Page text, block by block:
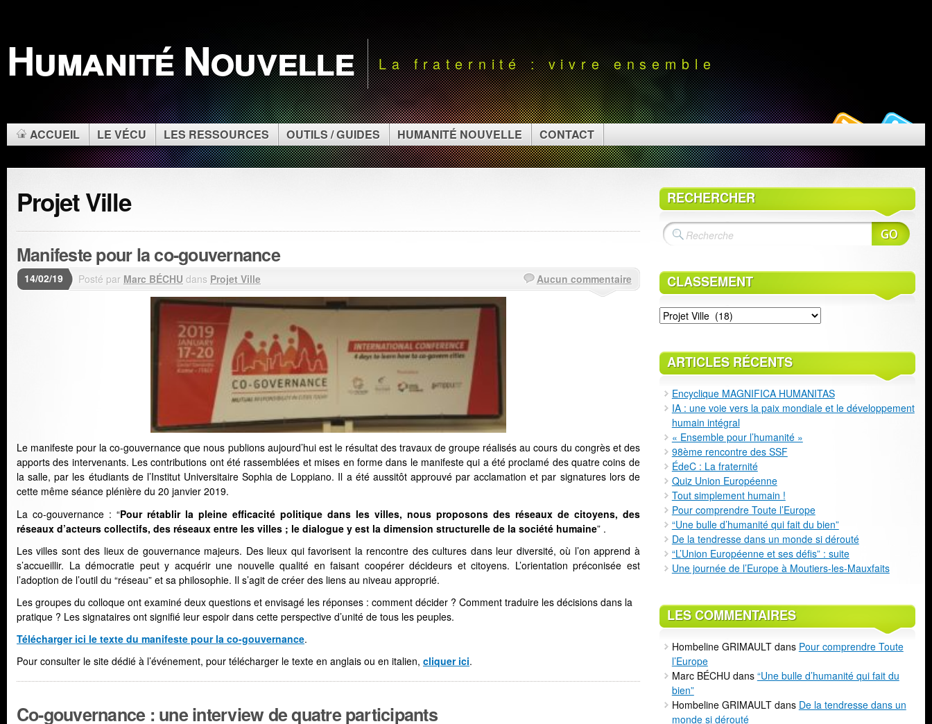
Humanité Nouvelle La fraternité : vivre ensemble
ACCUEIL LE VÉCU LES RESSOURCES OUTILS / GUIDES HUMANITÉ NOUVELLE CONTACT
Projet Ville
Manifeste pour la co-gouvernance
14/02/19 Posté par Marc BÉCHU dans Projet Ville Aucun commentaire
Le manifeste pour la co-gouvernance que nous publions aujourd’hui est le résultat des travaux de groupe réalisés au cours du congrès et des
apports des intervenants. Les contributions ont été rassemblées et mises en forme dans le manifeste qui a été proclamé des quatre coins de
la salle, par les étudiants de l’Institut Universitaire Sophia de Loppiano. Il a été aussitôt approuvé par acclamation et par signatures lors de
cette même séance plénière du 20 janvier 2019.
La co-gouvernance : “Pour rétablir la pleine efficacité politique dans les villes, nous proposons des réseaux de citoyens, des
réseaux d’acteurs collectifs, des réseaux entre les villes ; le dialogue y est la dimension structurelle de la société humaine” .
Les villes sont des lieux de gouvernance majeurs. Des lieux qui favorisent la rencontre des cultures dans leur diversité, où l’on apprend à
s’accueillir. La démocratie peut y acquérir une nouvelle qualité en faisant coopérer décideurs et citoyens. L’orientation préconisée est
l’adoption de l’outil du “réseau” et sa philosophie. Il s’agit de créer des liens au niveau approprié.
Les groupes du colloque ont examiné deux questions et envisagé les réponses : comment décider ? Comment traduire les décisions dans la
pratique ? Les signataires ont signifié leur espoir dans cette perspective d’unité de tous les peuples.
Télécharger ici le texte du manifeste pour la co-gouvernance.
Pour consulter le site dédié à l’événement, pour télécharger le texte en anglais ou en italien, cliquer ici.
Co-gouvernance : une interview de quatre participants
RECHERCHER
CLASSEMENT
Classement
ARTICLES RÉCENTS
Encyclique MAGNIFICA HUMANITAS
IA : une voie vers la paix mondiale et le développement
humain intégral
« Ensemble pour l’humanité »
98ème rencontre des SSF
ÉdeC : La fraternité
Quiz Union Européenne
Tout simplement humain !
Pour comprendre Toute l’Europe
“Une bulle d’humanité qui fait du bien”
De la tendresse dans un monde si dérouté
“L’Union Européenne et ses défis” : suite
Une journée de l’Europe à Moutiers-les-Mauxfaits
LES COMMENTAIRES
Hombeline GRIMAULTdans Pour comprendre Toute
l’Europe
Marc BÉCHU dans “Une bulle d’humanité qui fait du
bien”
Hombeline GRIMAULTdans De la tendresse dans un
monde si dérouté